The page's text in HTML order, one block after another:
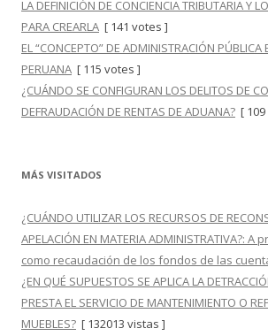
LA DEFINICIÓN DE CONCIENCIA TRIBUTARIA Y
PARA CREARLA [ 141 votes ]
EL “CONCEPTO” DE ADMINISTRACIÓN PÚBLICA
PERUANA [ 115 votes ]
¿CUÁNDO SE CONFIGURAN LOS DELITOS DE
DEFRAUDACIÓN DE RENTAS DE ADUANA? [
MÁS VISITADOS
¿CUÁNDO UTILIZAR LOS RECURSOS DE
APELACIÓN EN MATERIA ADMINISTRATIVA?:
como recaudación de los fondos de las
¿EN QUÉ SUPUESTOS SE APLICA LA
PRESTA EL SERVICIO DE MANTENIMIENTO O
MUEBLES? [ 132013 vistas ]